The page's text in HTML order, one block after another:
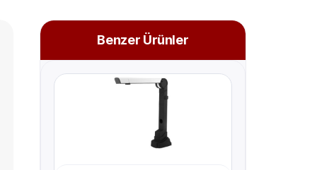
Benzer Ürünler